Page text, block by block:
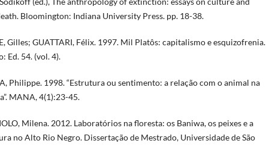
Bloomington: Indiana University Press. pp. 18-38.
Gilles; GUATTARI, Félix. 1997. Mil Platôs: capitalismo e esquizofrenia.
Ed. 54. (vol. 4).
Philippe. 1998. “Estrutura ou sentimento: a relação com o animal na
MANA, 4(1):23-45.
Milena. 2012. Laboratórios na floresta: os Baniwa, os peixes e a
no Alto Rio Negro. Dissertação de Mestrado, Universidade de São